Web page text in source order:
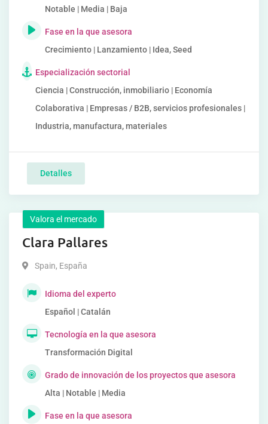
Notable | Media | Baja
Fase en la que asesora
Crecimiento | Lanzamiento | Idea, Seed
Especialización sectorial
Ciencia | Construcción, inmobiliario | Economía
Colaborativa | Empresas / B2B, servicios profesionales |
Industria, manufactura, materiales
Detalles
Valora el mercado
Clara Pallares
Spain, España
Idioma del experto
Español | Catalán
Tecnología en la que asesora
Transformación Digital
Grado de innovación de los proyectos que asesora
Alta | Notable | Media
Fase en la que asesora